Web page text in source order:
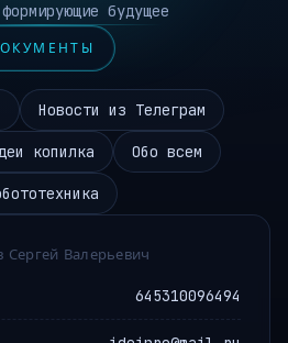
будущее
Новости из Телеграм
копилка Обо всем
Сергей Валерьевич
645310096494